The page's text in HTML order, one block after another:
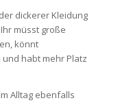
dickerer Kleidung
müsst große
könnt
habt mehr Platz
Alltag ebenfalls